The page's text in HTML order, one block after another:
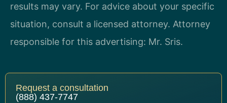
results may vary. For advice about your specific
situation, consult a licensed attorney. Attorney
responsible for this advertising: Mr. Sris.
Request a consultation
(888) 437-7747